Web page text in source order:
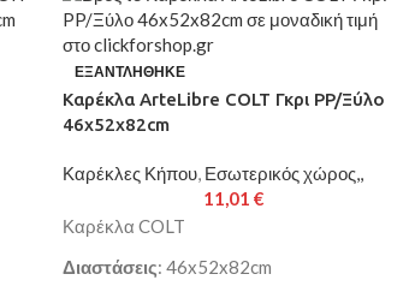
ΕΞΑΝΤΛΉΘΗΚΕ
Καρέκλα ArteLibre COLT Γκρι PP/Ξύλο
46x52x82cm
Καρέκλες Κήπου, Εσωτερικός χώρος,,
11,01 €
Καρέκλα COLT
Διαστάσεις: 46x52x82cm